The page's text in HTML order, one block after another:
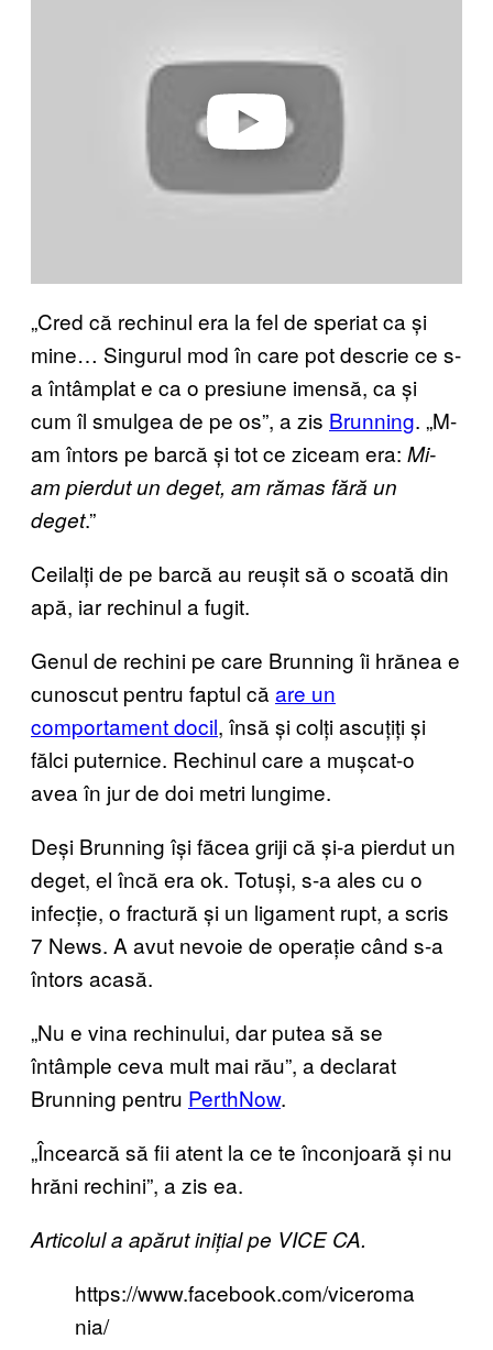
„Cred că rechinul era la fel de speriat ca și
mine… Singurul mod în care pot descrie ce s-
a întâmplat e ca o presiune imensă, ca și
cum îl smulgea de pe os”, a zis Brunning. „M-
am întors pe barcă și tot ce ziceam era: Mi-
am pierdut un deget, am rămas fără un
deget.”
Ceilalți de pe barcă au reușit să o scoată din
apă, iar rechinul a fugit.
Genul de rechini pe care Brunning îi hrănea e
cunoscut pentru faptul că are un
comportament docil, însă și colți ascuțiți și
fălci puternice. Rechinul care a mușcat-o
avea în jur de doi metri lungime.
Deși Brunning își făcea griji că și-a pierdut un
deget, el încă era ok. Totuși, s-a ales cu o
infecție, o fractură și un ligament rupt, a scris
7 News. A avut nevoie de operație când s-a
întors acasă.
„Nu e vina rechinului, dar putea să se
întâmple ceva mult mai rău”, a declarat
Brunning pentru PerthNow.
„Încearcă să fii atent la ce te înconjoară și nu
hrăni rechini”, a zis ea.
Articolul a apărut inițial pe VICE CA.
https://www.facebook.com/viceroma
nia/